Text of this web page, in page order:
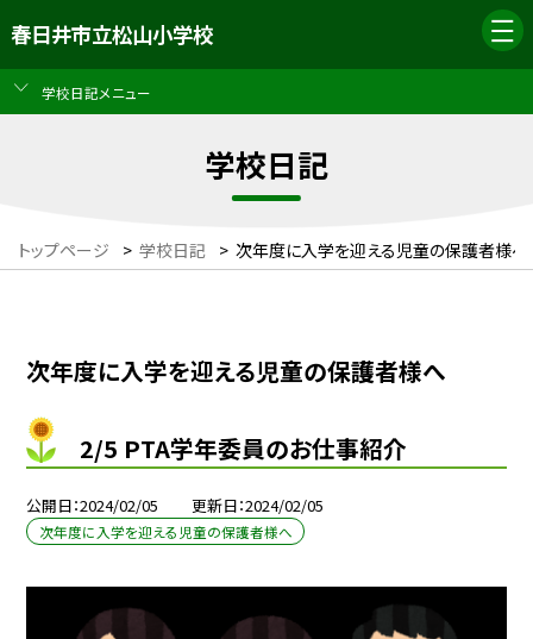
春日井市立松山小学校
学校日記メニュー
学校日記
トップページ > 学校日記 > 次年度に入学を迎える児童の保護者様へ
次年度に入学を迎える児童の保護者様へ
2/5 PTA学年委員のお仕事紹介
公開日 2024/02/05 更新日 2024/02/05
次年度に入学を迎える児童の保護者様へ